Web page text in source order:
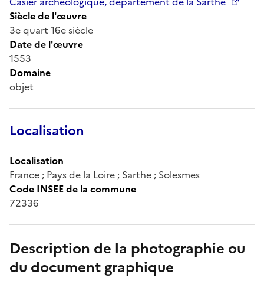
Siècle de l'œuvre
3e quart 16e siècle
Date de l'œuvre
1553
Domaine
objet
Localisation
Localisation
France ; Pays de la Loire ; Sarthe ; Solesmes
Code INSEE de la commune
72336
Description de la photographie ou
du document graphique